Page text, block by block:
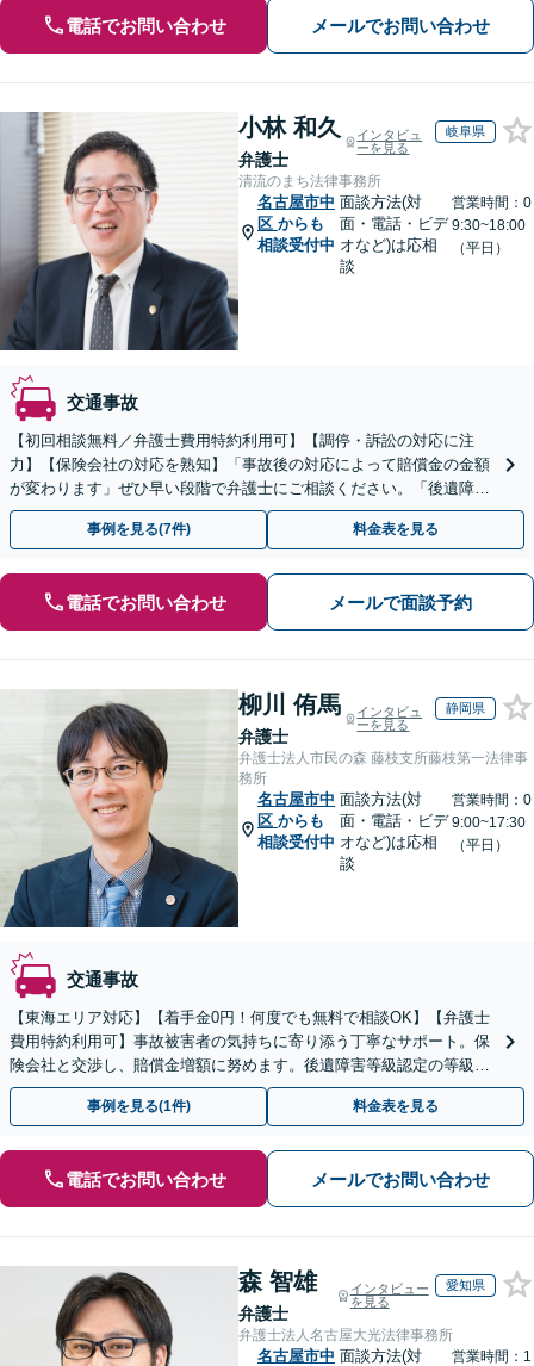
電話でお問い合わせ メールでお問い合わせ
小林 和久
弁護士
インタビュ
ーを見る
岐阜県
清流のまち法律事務所
名古屋市中
区 からも
相談受付中
面談方法(対
面・電話・ビデ
オなど)は応相
談
営業時間：0
9:30~18:00
（平日）
交通事故
【初回相談無料／弁護士費用特約利用可】【調停・訴訟の対応に注
力】【保険会社の対応を熟知】「事故後の対応によって賠償金の金額
が変わります」ぜひ早い段階で弁護士にご相談ください。「後遺障害
等級認定の結果に納得がいかない／異議申し立てのサポート」
事例を見る(7件) 料金表を見る
電話でお問い合わせ メールで面談予約
柳川 侑馬
弁護士
インタビュ
ーを見る
静岡県
弁護士法人市民の森 藤枝支所藤枝第一法律事
務所
名古屋市中
区 からも
相談受付中
面談方法(対
面・電話・ビデ
オなど)は応相
談
営業時間：0
9:00~17:30
（平日）
交通事故
【東海エリア対応】【着手金0円！何度でも無料で相談OK】【弁護士
費用特約利用可】事故被害者の気持ちに寄り添う丁寧なサポート。保
険会社と交渉し、賠償金増額に努めます。後遺障害等級認定の等級ア
ップ実績も多数。事故直後の方もまずはご相談ください。
事例を見る(1件) 料金表を見る
電話でお問い合わせ メールでお問い合わせ
森 智雄
弁護士
インタビュー
を見る
愛知県
弁護士法人名古屋大光法律事務所
名古屋市中 面談方法(対
営業時間：1